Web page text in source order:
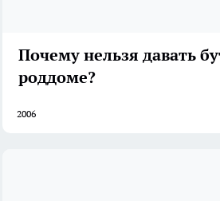
Почему нельзя давать
роддоме?
2006